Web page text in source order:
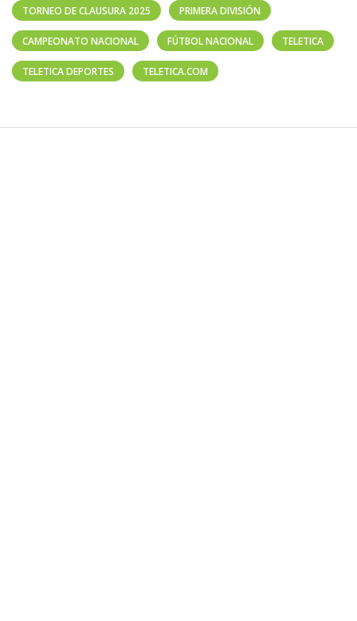
TORNEO DE CLAUSURA 2025 PRIMERA DIVISIÓN
CAMPEONATO NACIONAL FÚTBOL NACIONAL TELETICA
TELETICA DEPORTES TELETICA.COM